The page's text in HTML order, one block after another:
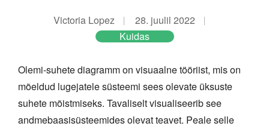
Victoria Lopez
28. juulil 2022
Kuidas
Olemi-suhete diagramm on visuaalne tööriist, mis on
mõeldud lugejatele süsteemi sees olevate üksuste
suhete mõistmiseks. Tavaliselt visualiseerib see
andmebaasisüsteemides olevat teavet. Peale selle